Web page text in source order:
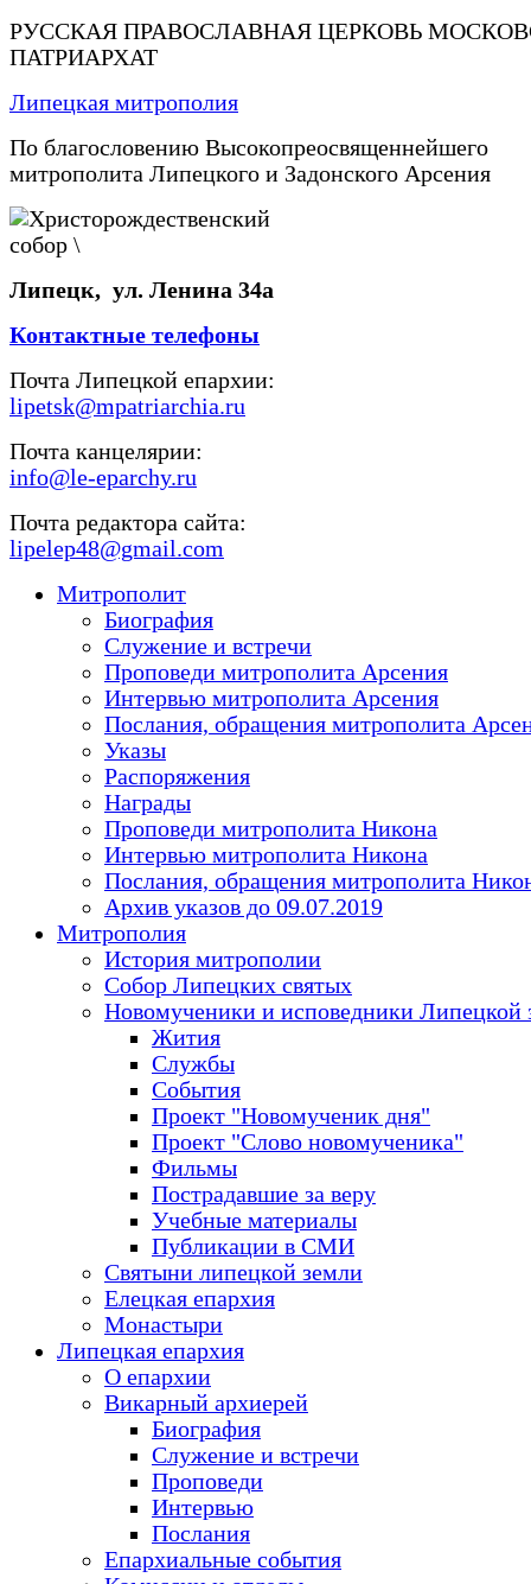
РУССКАЯ ПРАВОСЛАВНАЯ ЦЕРКОВЬ
ПАТРИАРХАТ
Липецкая митрополия
По благословению Высокопреосвященнейшего
митрополита Липецкого и Задонского Арсения
Липецк, ул. Ленина 34а
Контактные телефоны
Почта Липецкой епархии:
lipetsk@mpatriarchia.ru
Почта канцелярии:
info@le-eparchy.ru
Почта редактора сайта:
lipelep48@gmail.com
Митрополит
Биография
Служение и встречи
Проповеди митрополита Арсения
Интервью митрополита Арсения
Послания, обращения митрополита
Указы
Распоряжения
Награды
Проповеди митрополита Никона
Интервью митрополита Никона
Послания, обращения митрополита
Архив указов до 09.07.2019
Митрополия
История митрополии
Собор Липецких святых
Новомученики и исповедники Липецкой
Жития
Службы
События
Проект "Новомученик дня"
Проект "Слово новомученика"
Фильмы
Пострадавшие за веру
Учебные материалы
Публикации в СМИ
Святыни липецкой земли
Елецкая епархия
Монастыри
Липецкая епархия
О епархии
Викарный архиерей
Биография
Служение и встречи
Проповеди
Интервью
Послания
Епархиальные события